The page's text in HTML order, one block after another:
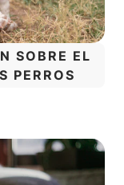
SOBRE EL
PERROS